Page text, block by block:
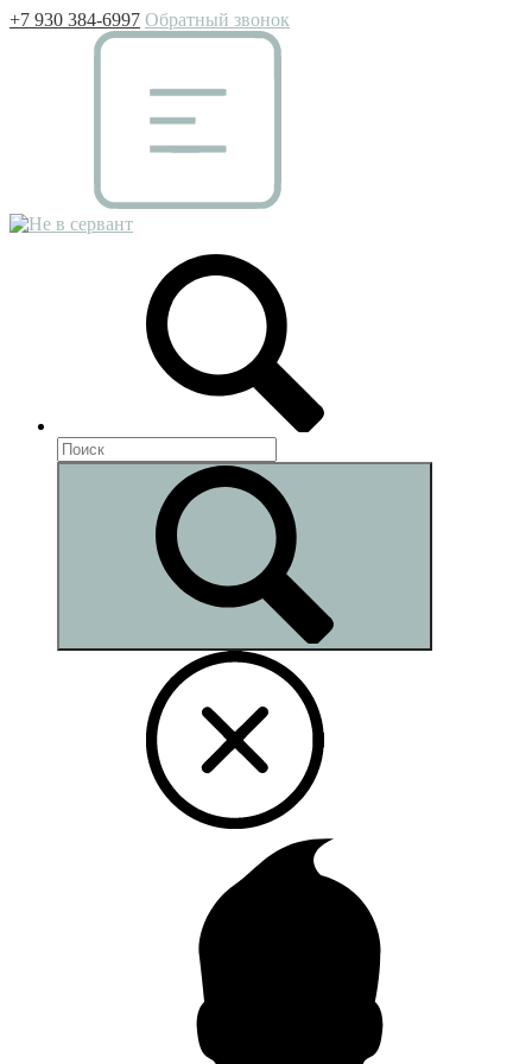
+7 930 384-6997 Обратный звонок